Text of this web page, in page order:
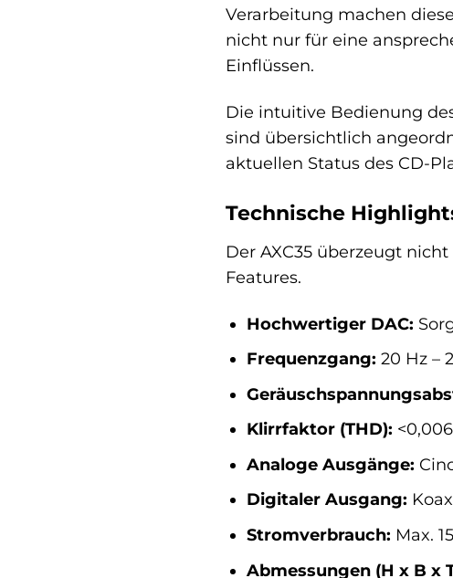
Verarbeitung machen
nicht nur für eine
Einflüssen.
Die intuitive Bedienung
sind übersichtlich
aktuellen Status des CD-
Technische
Der AXC35 überzeugt
Features.
Hochwertiger DAC:
Frequenzgang: 20 Hz –
Klirrfaktor (THD):
Analoge Ausgänge:
Digitaler Ausgang:
Stromverbrauch: Max.
Abmessungen (H x B x